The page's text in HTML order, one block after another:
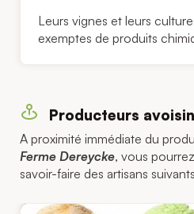
Leurs vignes et leurs
exemptes de produits
Producteurs
A proximité immédiate du
Ferme Dereycke, vous
savoir-faire des artisans